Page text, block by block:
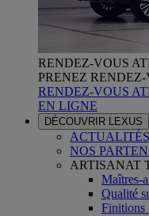
RENDEZ-VOUS
PRENEZ
RENDEZ-VOUS
EN LIGNE
DÉCOUVRIR LEXUS
NOS
ARTISANAT
Maîtres-
Qualité
Finitions